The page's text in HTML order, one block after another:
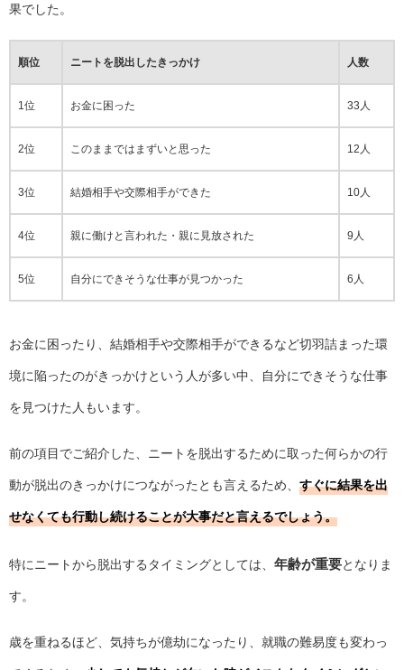
果でした。
順位 ニートを脱出したきっかけ 人数
1位 お金に困った 33人
2位 このままではまずいと思った 12人
3位 結婚相手や交際相手ができた 10人
4位 親に働けと言われた・親に見放された 9人
5位 自分にできそうな仕事が見つかった 6人
お金に困ったり、結婚相手や交際相手ができるなど切羽詰まった環
境に陥ったのがきっかけという人が多い中、自分にできそうな仕事
を見つけた人もいます。
前の項目でご紹介した、ニートを脱出するために取った何らかの行
動が脱出のきっかけにつながったとも言えるため、 すぐに結果を出
せなくても行動し続けることが大事だと言えるでしょう。
特にニートから脱出するタイミングとしては、 年齢が重要となりま
す。
歳を重ねるほど、気持ちが億劫になったり、就職の難易度も変わっ